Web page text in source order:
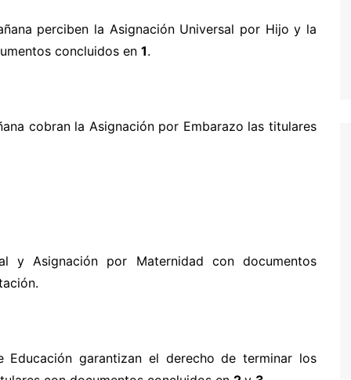
perciben la Asignación Universal por Hijo y la
concluidos en 1.
cobran la Asignación por Embarazo las titulares
y Asignación por Maternidad con documentos
garantizan el derecho de terminar los